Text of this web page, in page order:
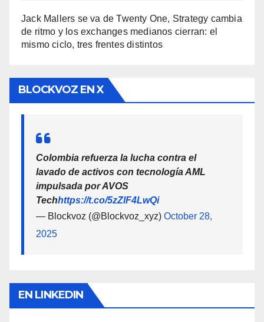
Jack Mallers se va de Twenty One, Strategy cambia
de ritmo y los exchanges medianos cierran: el
mismo ciclo, tres frentes distintos
BLOCKVOZ EN X
Colombia refuerza la lucha contra el
lavado de activos con tecnología AML
impulsada por AVOS
Techhttps://t.co/5zZlF4LwQi
— Blockvoz (@Blockvoz_xyz) October 28,
2025
EN LINKEDIN